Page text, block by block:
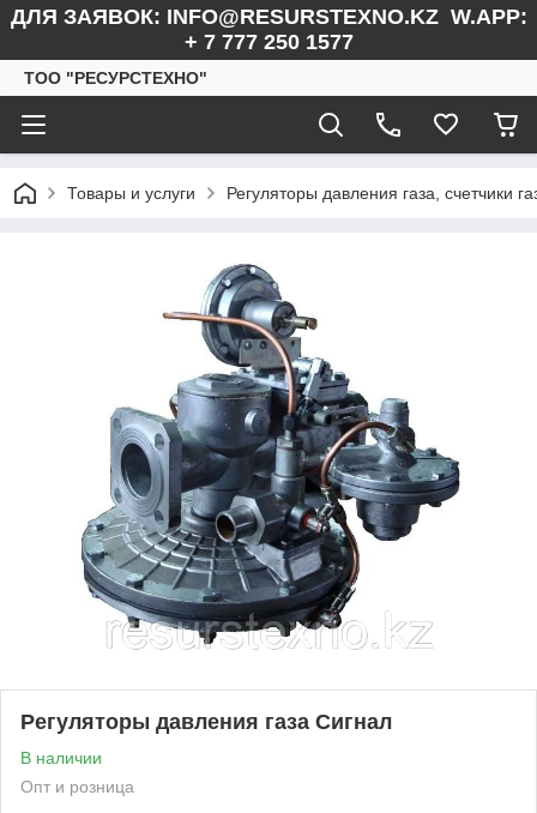
ДЛЯ ЗАЯВОК: INFO@RESURSTEXNO.KZ W.APP:
+ 7 777 250 1577
ТОО "РЕСУРСТЕХНО"
Товары и услуги Регуляторы давления газа, счетчики
Регуляторы давления газа Сигнал
В наличии
Опт и розница